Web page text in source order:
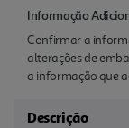
Informação
Confirmar a
alterações de
a informação que
Descrição